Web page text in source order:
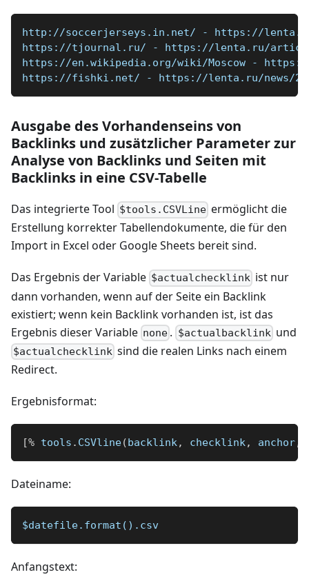
http://soccerjerseys.in.net/ - https://
https://tjournal.ru/ - https://lenta.ru/
https://en.wikipedia.org/wiki/Moscow -
https://fishki.net/ - https://lenta.ru/news/
Ausgabe des Vorhandenseins von
Backlinks und zusätzlicher Parameter zur
Analyse von Backlinks und Seiten mit
Backlinks in eine CSV-Tabelle
Das integrierte Tool $tools.CSVLine ermöglicht die
Erstellung korrekter Tabellendokumente, die für den
Import in Excel oder Google Sheets bereit sind.
Das Ergebnis der Variable $actualchecklink ist nur
dann vorhanden, wenn auf der Seite ein Backlink
existiert; wenn kein Backlink vorhanden ist, ist das
Ergebnis dieser Variable none . $actualbacklinkund
$actualchecklink sind die realen Links nach einem
Redirect.
Ergebnisformat:
[% tools . CSVline(backlink, checklink, anchor,
Dateiname:
$datefile.format().csv
Anfangstext: